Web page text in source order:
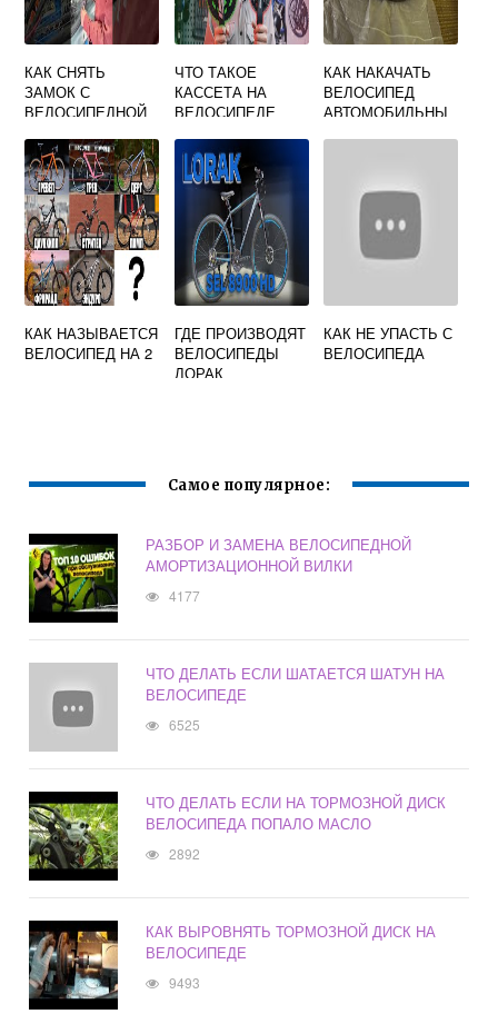
КАК СНЯТЬ
ЗАМОК С
ВЕЛОСИПЕДНОЙ
ПЛОСКОГУБЦАМИ
ЧТО ТАКОЕ
КАССЕТА НА
ВЕЛОСИПЕДЕ
КАК НАКАЧАТЬ
ВЕЛОСИПЕД
АВТОМОБИЛЬНЫ
КАК НАЗЫВАЕТСЯ
ВЕЛОСИПЕД НА 2
ГДЕ ПРОИЗВОДЯТ
ВЕЛОСИПЕДЫ
ЛОРАК
КАК НЕ УПАСТЬ С
ВЕЛОСИПЕДА
Самое популярное:
РАЗБОР И ЗАМЕНА ВЕЛОСИПЕДНОЙ
АМОРТИЗАЦИОННОЙ ВИЛКИ
4177
ЧТО ДЕЛАТЬ ЕСЛИ ШАТАЕТСЯ ШАТУН НА
ВЕЛОСИПЕДЕ
6525
ЧТО ДЕЛАТЬ ЕСЛИ НА ТОРМОЗНОЙ ДИСК
ВЕЛОСИПЕДА ПОПАЛО МАСЛО
2892
КАК ВЫРОВНЯТЬ ТОРМОЗНОЙ ДИСК НА
ВЕЛОСИПЕДЕ
9493